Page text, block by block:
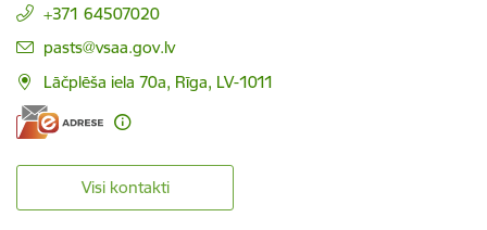
+371 64507020
E-pasts:
pasts@vsaa.gov.lv
Lāčplēša iela 70a, Rīga, LV-1011
Visi kontakti